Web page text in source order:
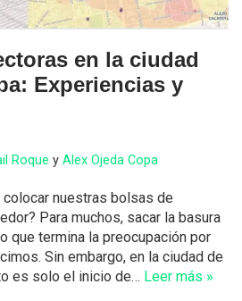
en la ciudad
Experiencias y
Roque y Alex Ojeda Copa
nuestras bolsas de
Para muchos, sacar la basura
que termina la preocupación por
Sin embargo, en la ciudad de
es solo el inicio de… Leer más »